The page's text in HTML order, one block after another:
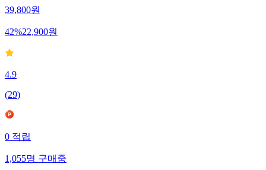
39,800원
42%22,900원
4.9
(29)
0적립
1,055명구매중